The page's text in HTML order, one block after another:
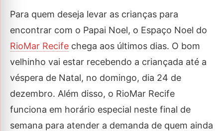
Para quem deseja levar as crianças para
encontrar com o Papai Noel, o Espaço Noel do
RioMar Recife chega aos últimos dias. O bom
velhinho vai estar recebendo a criançada até a
véspera de Natal, no domingo, dia 24 de
dezembro. Além disso, o RioMar Recife
funciona em horário especial neste final de
semana para atender a demanda de quem ainda